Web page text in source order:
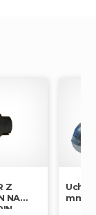
Z
NA
Ucho
mm